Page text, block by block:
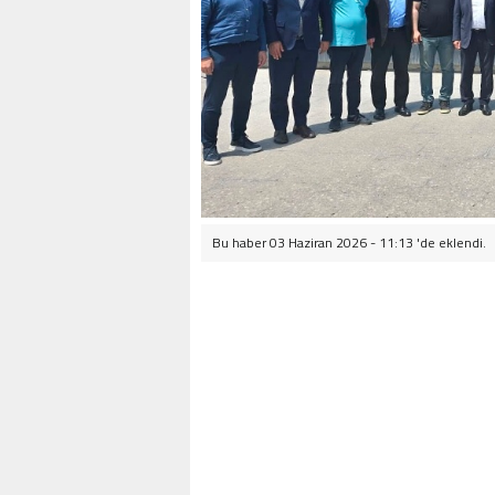
Bu haber 03 Haziran 2026 - 11:13 'de eklendi.